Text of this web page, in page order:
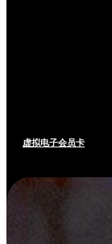
虚拟电子会员卡